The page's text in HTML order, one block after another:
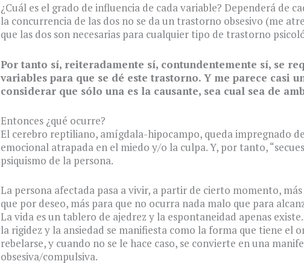
¿Cuál es el grado de influencia de cada variable? Dependerá de
la concurrencia de las dos no se da un trastorno obsesivo (me
que las dos son necesarias para cualquier tipo de trastorno
Por tanto sí, reiteradamente sí, contundentemente sí, se
variables para que se dé este trastorno. Y me parece casi
considerar que sólo una es la causante, sea cual sea de
Entonces ¿qué ocurre?
El cerebro reptiliano, amígdala-hipocampo, queda impregnado
emocional atrapada en el miedo y/o la culpa. Y, por tanto,
psiquismo de la persona.
La persona afectada pasa a vivir, a partir de cierto momento,
que por deseo, más para que no ocurra nada malo que para
La vida es un tablero de ajedrez y la espontaneidad apenas
la rigidez y la ansiedad se manifiesta como la forma que tiene el
rebelarse, y cuando no se le hace caso, se convierte en una
obsesiva/compulsiva.